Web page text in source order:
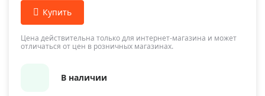
Цена действительна только для интернет-магазина и может
отличаться от цен в розничных магазинах.
В наличии